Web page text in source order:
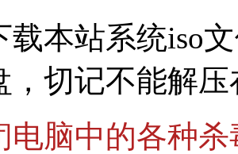
站系统iso文
，切记不能解
电脑中的各种